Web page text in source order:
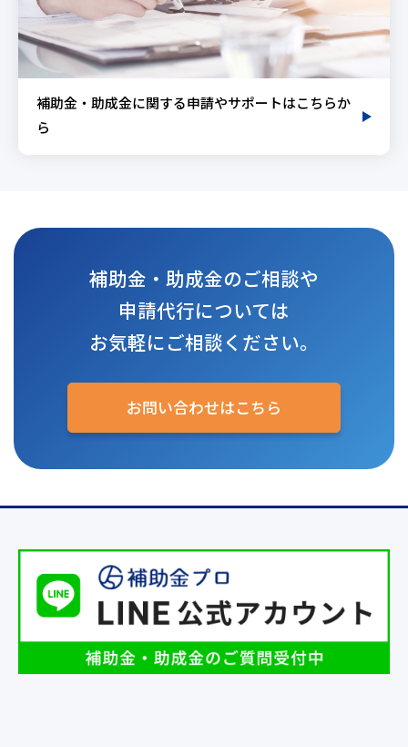
補助金・助成金に関する申請やサポートはこちらか
ら
補助金・助成金のご相談や
申請代行については
お気軽にご相談ください。
お問い合わせはこちら